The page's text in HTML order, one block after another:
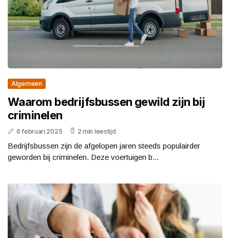
Algemeen
Waarom bedrijfsbussen gewild zijn bij
criminelen
6 februari 2025 2 min leestijd
Bedrijfsbussen zijn de afgelopen jaren steeds populairder
geworden bij criminelen. Deze voertuigen b...